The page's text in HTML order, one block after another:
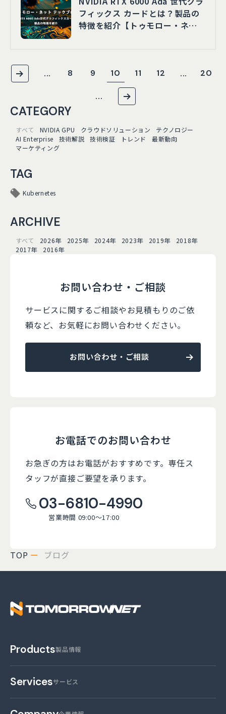
フィックス カードとは？製品の
特徴を紹介【トゥモロー・ネッ
... 8 9 10 11 12 ... 20
...
CATEGORY
すべて NVIDIA GPU クラウドソリューション
テクノロジー
AI Enterprise
技術解説 技術検証 トレンド
最新動向
マーケティング
TAG
Kubernetes
ARCHIVE
すべて 2026年 2025年 2024年 2023年 2019年
2018年
2017年
2016年
お問い合わせ・ご相談
サービスに関するご相談やお見積もりのご依
頼など、 お気軽にお問い合わせください。
お問い合わせ・ご相談
お電話でのお問い合わせ
お急ぎの方はお電話がおすすめです。 専任ス
タッフが直接ご要望を承ります。
03-6810-4990
営業時間 09:00～17:00
TOP ブログ
株式会社トゥモロー
Products製品情報
Servicesサービス